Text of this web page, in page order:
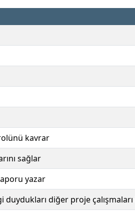
kavrar
sağlar
yazar
duydukları diğer proje